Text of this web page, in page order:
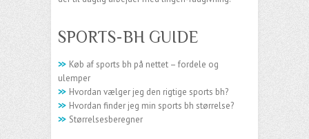
SPORTS-BH GUIDE
>>Køb af sports bh på nettet – fordele og
ulemper
>>Hvordan vælger jeg den rigtige sports bh?
>>Hvordan finder jeg min sports bh størrelse?
>>Størrelsesberegner